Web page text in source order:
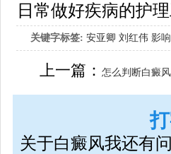
日常做好疾病的护
关键字标签: 安亚卿 刘红伟 影
女生应该如何治疗呢
上一篇：怎么判断白癜
关于白癜风我还有